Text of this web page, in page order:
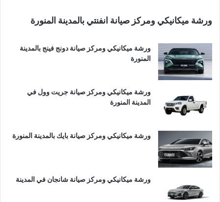
ورشة ميكانيكي ومركز صيانة انفنتي بالمدينة المنورة
ورشة ميكانيكي ومركز صيانة دونج فينج بالمدينة
المنورة
ورشة ميكانيكي ومركز صيانة جريت وول في
المدينة المنورة
ورشة ميكانيكي ومركز صيانة بايك بالمدينة المنورة
ورشة ميكانيكي ومركز صيانة شانجان في المدينة